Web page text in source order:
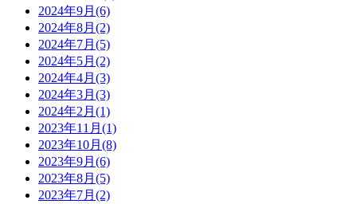
2024年9月(6)
2024年8月(2)
2024年7月(5)
2024年5月(2)
2024年4月(3)
2024年3月(3)
2024年2月(1)
2023年11月(1)
2023年10月(8)
2023年9月(6)
2023年8月(5)
2023年7月(2)